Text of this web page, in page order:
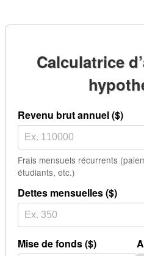
Calculatrice
Revenu brut annuel ($)
Frais mensuels récurrents
étudiants, etc.)
Dettes mensuelles ($)
Mise de fonds ($)